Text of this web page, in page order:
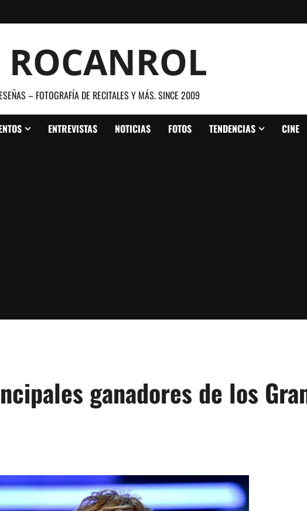
ROCANROL
– FOTOGRAFÍA DE RECITALES Y MÁS. SINCE 2009
ENTREVISTAS NOTICIAS FOTOS TENDENCIAS CINE
ganadores de los